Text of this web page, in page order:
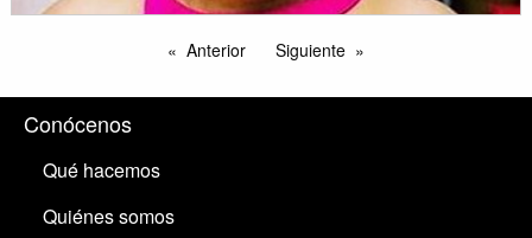
Anterior Siguiente
Conócenos
Qué hacemos
Quiénes somos